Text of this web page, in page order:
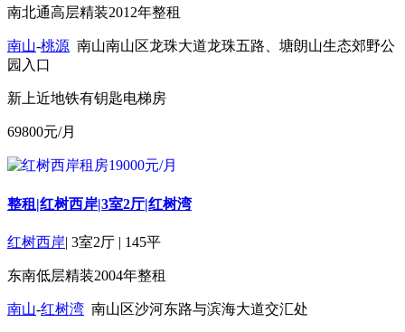
南北通高层精装2012年整租
南山-桃源 南山南山区龙珠大道龙珠五路、塘朗山生态郊野公
园入口
新上近地铁有钥匙电梯房
69800元/月
整租|红树西岸|3室2厅|红树湾
红树西岸| 3室2厅 | 145平
东南低层精装2004年整租
南山-红树湾 南山区沙河东路与滨海大道交汇处